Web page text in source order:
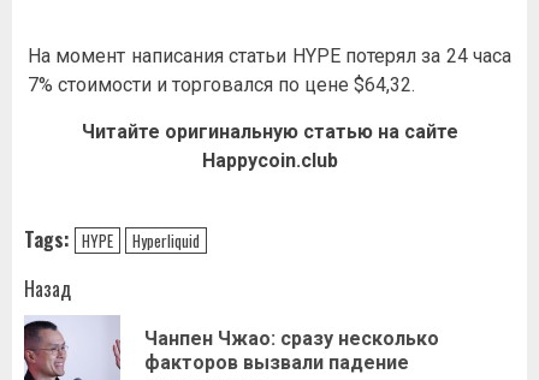
На момент написания статьи HYPE потерялза 24 часа
7% стоимости и торговался по цене $64,32.
Читайте оригинальную статью на сайте
Happycoin.club
Tags: HYPE Hyperliquid
Навигация
записи
Назад
Чанпен Чжао: сразу несколько
факторов вызвали падение